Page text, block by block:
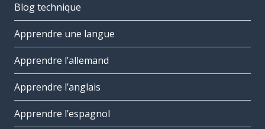
Blog technique
Apprendre une langue
Apprendre l’allemand
Apprendre l’anglais
Apprendre l’espagnol